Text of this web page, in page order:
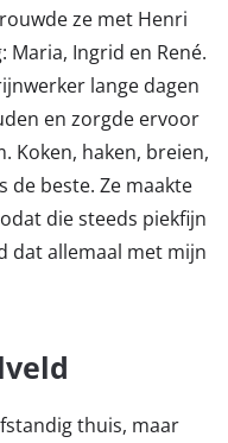
ze met Henri
Maria, Ingrid en René.
lange dagen
en zorgde ervoor
Koken, haken, breien,
de beste. Ze maakte
die steeds piekfijn
dat allemaal met mijn
thuis, maar